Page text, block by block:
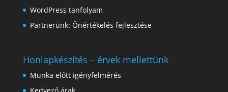
WordPress tanfolyam
Partnerünk: Önértékelés fejlesztése
Honlapkészítés – érvek mellettünk
Munka előtt igényfelmérés